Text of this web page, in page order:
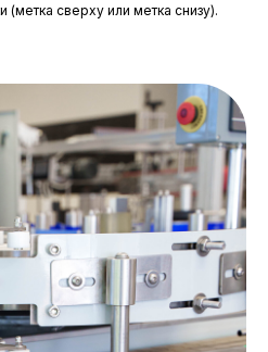
сверху или метка снизу).